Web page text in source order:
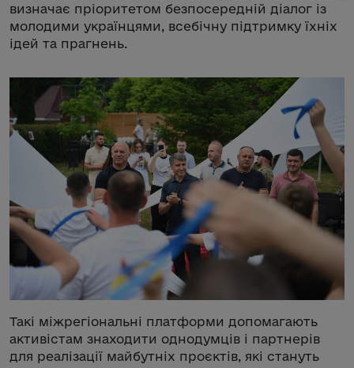
визначає пріоритетом безпосередній діалог із
молодими українцями, всебічну підтримку їхніх
ідей та прагнень.
Такі міжрегіональні платформи допомагають
активістам знаходити однодумців і партнерів
для реалізації майбутніх проєктів, які стануть